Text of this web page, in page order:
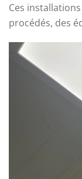
Ces
procédés, des